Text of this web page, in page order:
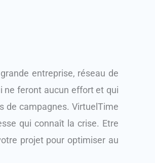
entreprise, réseau de
ne feront aucun effort et qui
de campagnes. VirtuelTime
qui connaît la crise. Etre
projet pour optimiser au